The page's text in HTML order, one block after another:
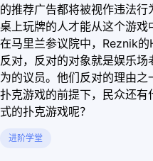
的推荐广告都将被视作违法
桌上玩牌的人才能从这个游戏
在马里兰参议院中，Reznik
反对，反对的对象就是娱乐
为的议员。他们反对的理由
扑克游戏的前提下，民众还
式的扑克游戏呢？
进阶学堂